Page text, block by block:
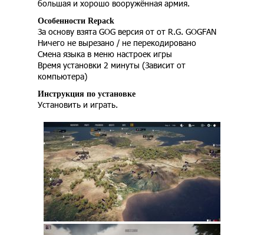
большая и хорошо вооружённая армия.
Особенности Repack
За основу взята GOG версия от от R.G. GOGFAN
Ничего не вырезано / не перекодировано
Смена языка в меню настроек игры
Время установки 2 минуты (Зависит от
компьютера)
Инструкция по установке
Установить и играть.